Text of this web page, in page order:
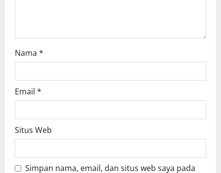
Nama *
Email *
Situs Web
Simpan nama, email, dan situs web saya pada